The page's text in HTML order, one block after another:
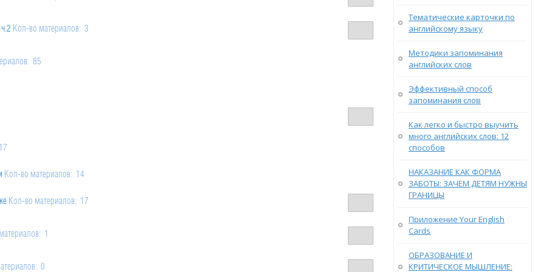
Кол-во материалов: 3
85
4
2
2
Кол-во материалов: 14
Кол-во материалов: 17
Кол-во материалов: 2
1
7 0
Тематические карточки по
английскому языку
Методики запоминания
английских слов
Эффективный способ
запоминания слов
Как легко и быстро выучить
много английских слов: 12
способов
НАКАЗАНИЕ КАК ФОРМА
ЗАБОТЫ: ЗАЧЕМ ДЕТЯМ НУЖНЫ
ГРАНИЦЫ
Приложение Your English
Cards
ОБРАЗОВАНИЕ И
КРИТИЧЕСКОЕ МЫШЛЕНИЕ: